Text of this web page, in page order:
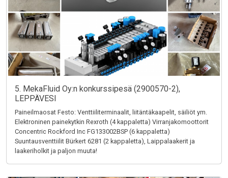
5. MekaFluid Oy:n konkurssipesä (2900570-2),
LEPPÄVESI
Paineilmaosat Festo: Venttiiliterminaalit, liitäntäkaapelit, säiliöt ym.
Elektroninen painekytkin Rexroth (4 kappaletta) Virranjakomoottorit
Concentric Rockford Inc FG133002BSP (6 kappaletta)
Suuntausventtiilit Bürkert 6281 (2 kappaletta), Laippalaakerit ja
laakeriholkit ja paljon muuta!